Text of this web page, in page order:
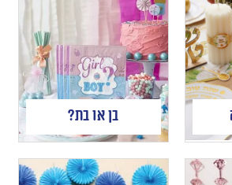
בן או בת?